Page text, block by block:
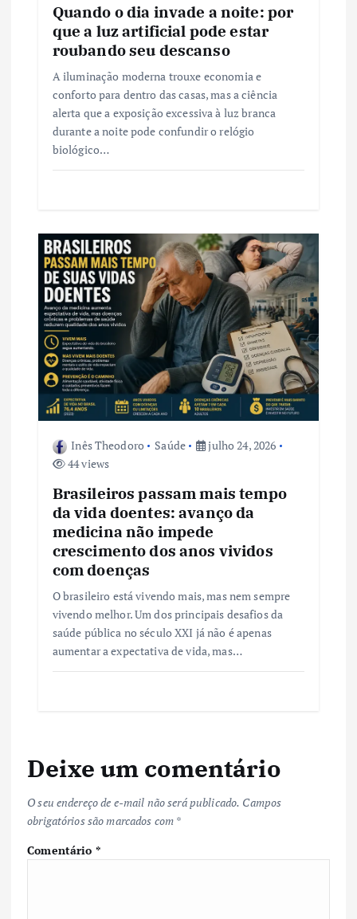
Quando o dia invade a noite: por
que a luz artificial pode estar
roubando seu descanso
A iluminação moderna trouxe economia e
conforto para dentro das casas, mas a ciência
alerta que a exposição excessiva à luz branca
durante a noite pode confundir o relógio
biológico…
Inês Theodoro Saúde
julho 24, 2026
44 views
Brasileiros passam mais tempo
da vida doentes: avanço da
medicina não impede
crescimento dos anos vividos
com doenças
O brasileiro está vivendo mais, mas nem sempre
vivendo melhor. Um dos principais desafios da
saúde pública no século XXI já não é apenas
aumentar a expectativa de vida, mas…
Deixe um comentário
O seu endereço de e-mail não será publicado. Campos
obrigatórios são marcados com *
Comentário *